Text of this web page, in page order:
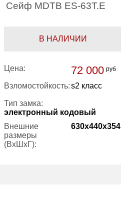
Сейф MDTB ES-63Т.Е
В НАЛИЧИИ
Цена: 72 000 руб
Взломостойкость:s2 класс
Тип замка:
электронный кодовый
Внешние
размеры
(ВхШхГ):
630x440x354